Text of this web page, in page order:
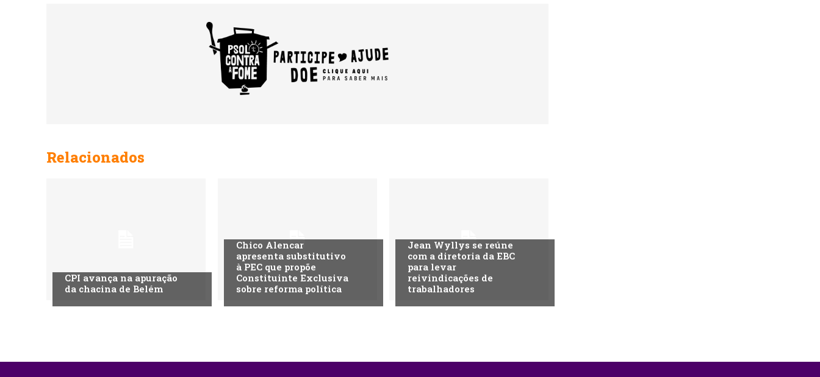
Relacionados
CPI avança na apuração
da chacina de Belém
Chico Alencar
apresenta substitutivo
à PEC que propõe
Constituinte Exclusiva
sobre reforma política
Jean Wyllys se reúne
com a diretoria da EBC
para levar
reivindicações de
trabalhadores